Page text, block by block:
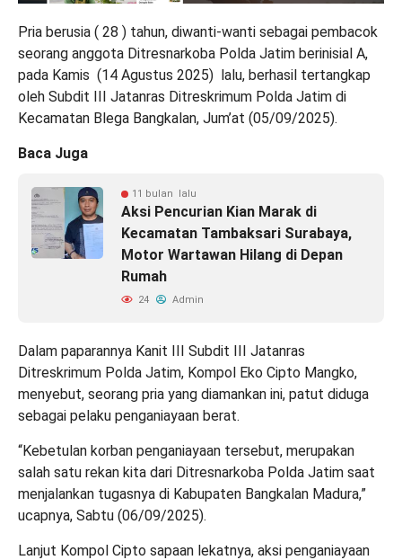
Pria berusia ( 28 ) tahun, diwanti-wanti sebagai pembacok
seorang anggota Ditresnarkoba Polda Jatim berinisial A,
pada Kamis (14 Agustus 2025) lalu, berhasil tertangkap
oleh Subdit III Jatanras Ditreskrimum Polda Jatim di
Kecamatan Blega Bangkalan, Jum’at (05/09/2025).
Baca Juga
11 bulan lalu
Aksi Pencurian Kian Marak di
Kecamatan Tambaksari Surabaya,
Motor Wartawan Hilang di Depan
Rumah
24 Admin
Dalam paparannya Kanit III Subdit III Jatanras
Ditreskrimum Polda Jatim, Kompol Eko Cipto Mangko,
menyebut, seorang pria yang diamankan ini, patut diduga
sebagai pelaku penganiayaan berat.
“Kebetulan korban penganiayaan tersebut, merupakan
salah satu rekan kita dari Ditresnarkoba Polda Jatim saat
menjalankan tugasnya di Kabupaten Bangkalan Madura,”
ucapnya, Sabtu (06/09/2025).
Lanjut Kompol Cipto sapaan lekatnya, aksi penganiayaan